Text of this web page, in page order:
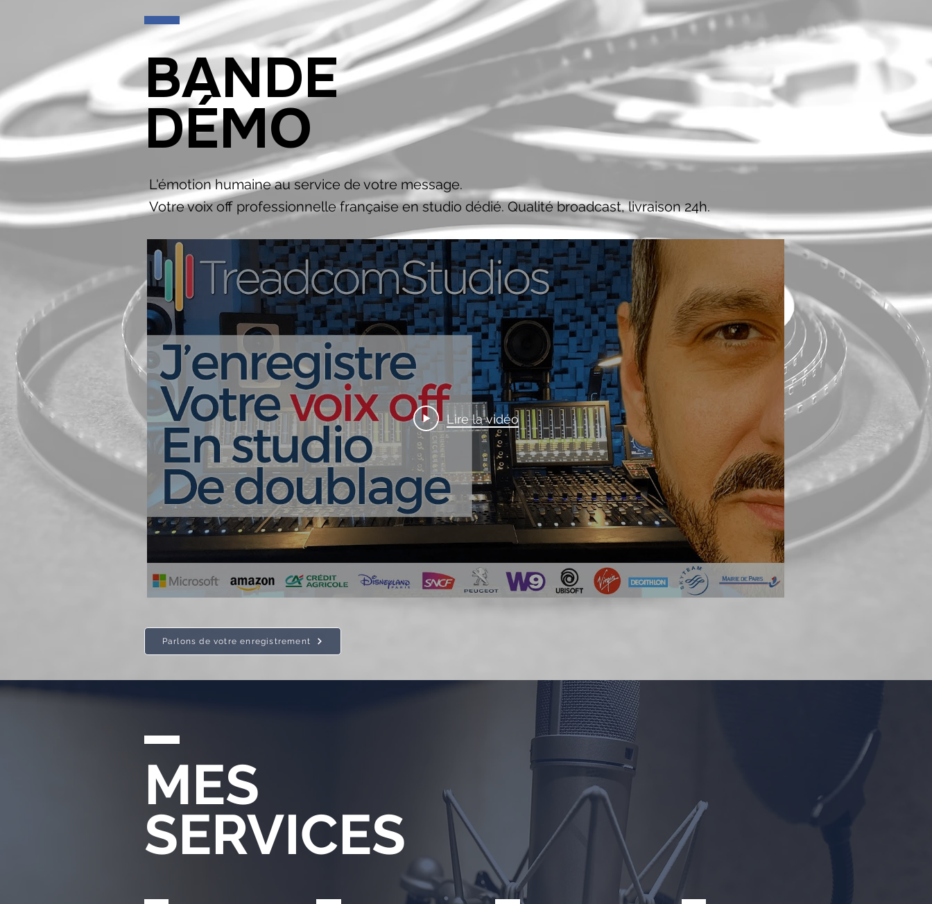
BANDE
DÉMO
L'émotion humaine au service de votre message.
Votre voix off professionnelle française en studio dédié. Qualité broadcast, livraison 24h.
Lire la vidéo
Parlons de votre enregistrement
MES
SERVICES